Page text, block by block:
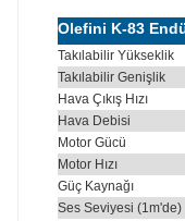
Olefini K-83
Takılabilir Yükseklik
Takılabilir Genişlik
Hava Çıkış Hızı
Hava Debisi
Motor Gücü
Motor Hızı
Güç Kaynağı
Ses Seviyesi (1m'de)